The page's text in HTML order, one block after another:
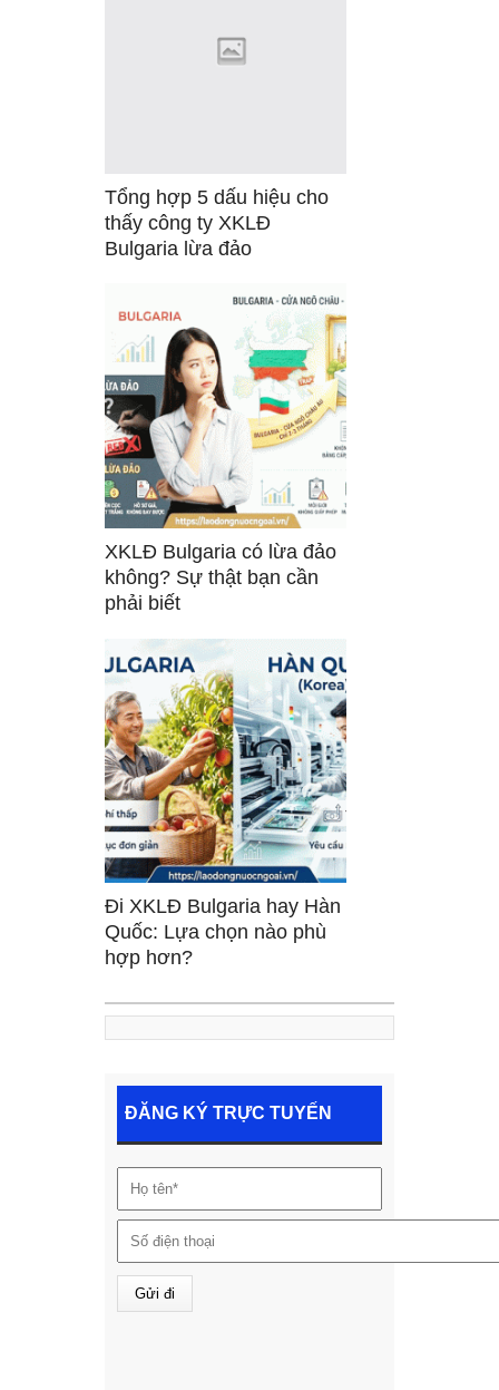
Tổng hợp 5 dấu hiệu cho
thấy công ty XKLĐ
Bulgaria lừa đảo
XKLĐ Bulgaria có lừa đảo
không? Sự thật bạn cần
phải biết
Đi XKLĐ Bulgaria hay Hàn
Quốc: Lựa chọn nào phù
hợp hơn?
ĐĂNG KÝ TRỰC TUYẾN